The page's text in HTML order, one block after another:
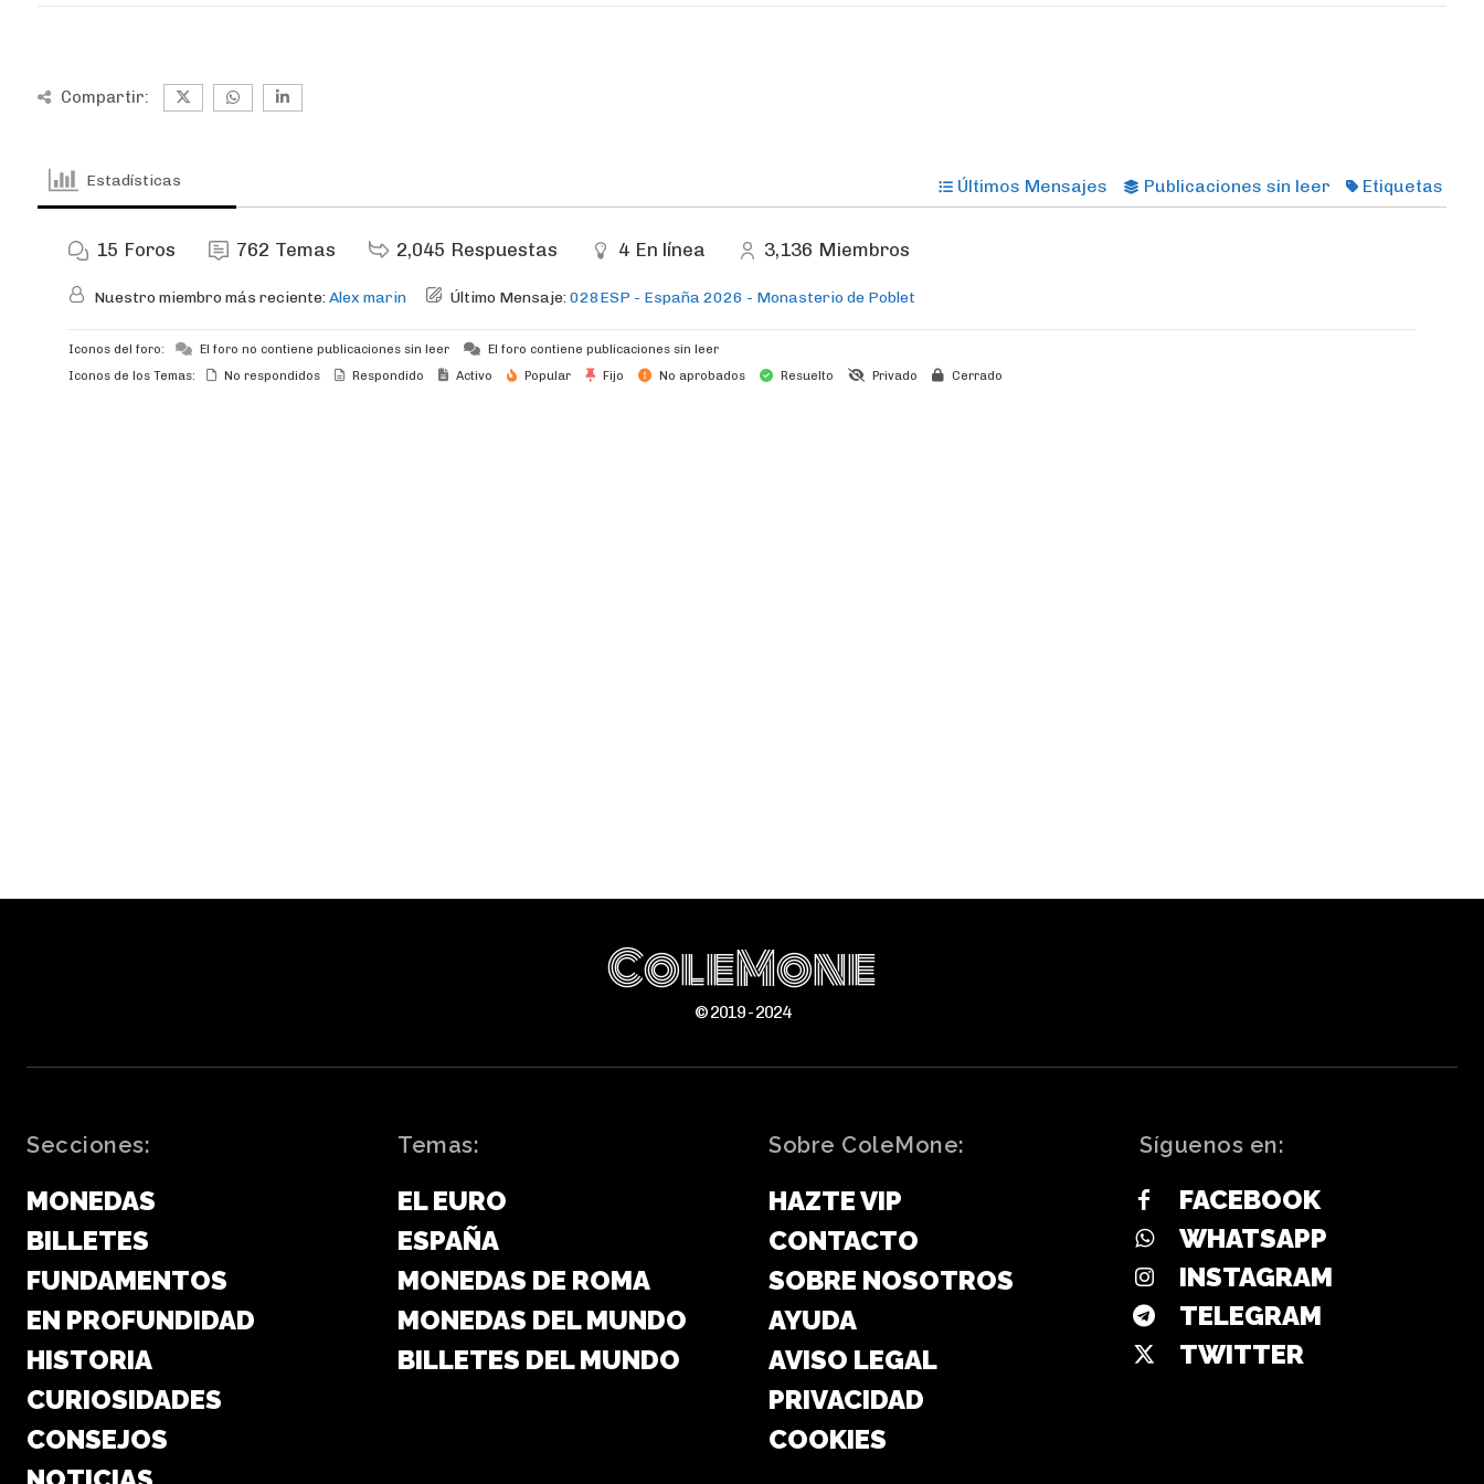
Compartir:
Estadísticas Últimos Mensajes Publicaciones sin leer Etiquetas
15 Foros 762 Temas 2,045 Respuestas 4 En línea 3,136 Miembros
Nuestro miembro más reciente:Alex marin Último Mensaje:028ESP - España 2026 - Monasterio de Poblet
Iconos del foro: El foro no contiene publicaciones sin leer
El foro contiene publicaciones sin leer
Iconos de los Temas:
No respondidos Respondido Activo Popular Fijo No aprobados Resuelto Privado Cerrado
ColeMone
© 2019 - 2024
Secciones:
MONEDAS
BILLETES
FUNDAMENTOS
EN PROFUNDIDAD
HISTORIA
CURIOSIDADES
CONSEJOS
Temas:
EL EURO
ESPAÑA
MONEDAS DE ROMA
MONEDAS DEL MUNDO
BILLETES DEL MUNDO
Sobre ColeMone:
HAZTE VIP
CONTACTO
SOBRE NOSOTROS
AYUDA
AVISO LEGAL
PRIVACIDAD
COOKIES
Síguenos en:
FACEBOOK
WHATSAPP
INSTAGRAM
TELEGRAM
TWITTER